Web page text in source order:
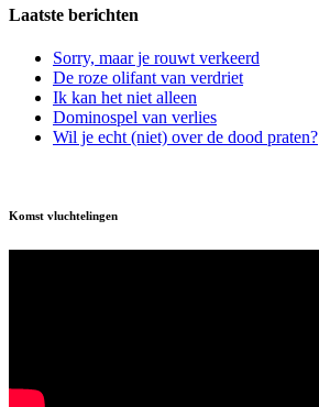
Laatste berichten
Sorry, maar je rouwt verkeerd
De roze olifant van verdriet
Ik kan het niet alleen
Dominospel van verlies
Wil je echt (niet) over de dood praten?
Komst vluchtelingen